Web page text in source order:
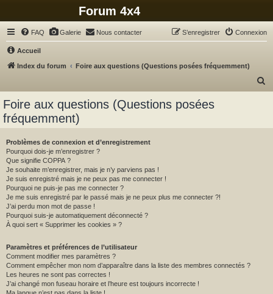
Forum 4x4
FAQ Galerie Nous contacter Connexion
S’enregistrer
Accueil
Index du forum
Foire aux questions (Questions posées fréquemment)
Foire aux questions (Questions posées
fréquemment)
Problèmes de connexion et d’enregistrement
Pourquoi dois-je m’enregistrer ?
Que signifie COPPA ?
Je souhaite m’enregistrer, mais je n’y parviens pas !
Je suis enregistré mais je ne peux pas me connecter !
Pourquoi ne puis-je pas me connecter ?
Je me suis enregistré par le passé mais je ne peux plus me connecter ?!
J’ai perdu mon mot de passe !
Pourquoi suis-je automatiquement déconnecté ?
À quoi sert « Supprimer les cookies » ?
Paramètres et préférences de l’utilisateur
Comment modifier mes paramètres ?
Comment empêcher mon nom d’apparaître dans la liste des membres connectés ?
Les heures ne sont pas correctes !
J’ai changé mon fuseau horaire et l’heure est toujours incorrecte !